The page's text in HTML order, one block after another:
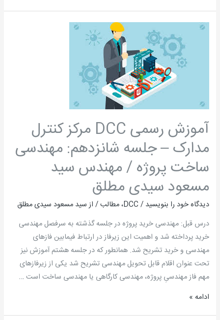
آموزش رسمی DCC مرکز کنترل
مدارک – جلسه شانزدهم: مهندسی
ساخت پروژه / مهندس سید
مسعود سیدی مطلق
دیدگاه‌ خود را بنویسید /
DCC،مطالب/ ازسید مسعود سیدی مطلق
درس قبل: مهندسی خرید پروژه در جلسه گذشته به سرفصل مهندسی
خرید پرداخته شد و اهمیت این زیرفاز در ارتباط فیمابین فازهای
مهندسی و خرید تشریح شد. همانطور که در جلسه هشتم آموزش نیز
تحت عنوان اقلام قابل تحویل مهندسی تشریح شد یکی از زیرفازهای
مهم فاز مهندسیِ پروژه، مهندسی کارگاهی یا مهندسی ساخت است …
آموزش
–
جلسه
شانزدهم:
مهندسی
ساخت
پروژه
/
مهندس
مسعود
سیدی
مطلق
ادامه »